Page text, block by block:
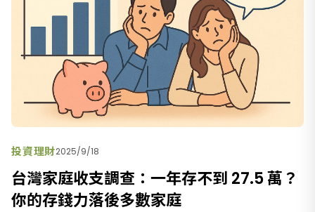
投資理財2025/9/18
台灣家庭收支調查：一年存不到 27.5 萬？
你的存錢力落後多數家庭